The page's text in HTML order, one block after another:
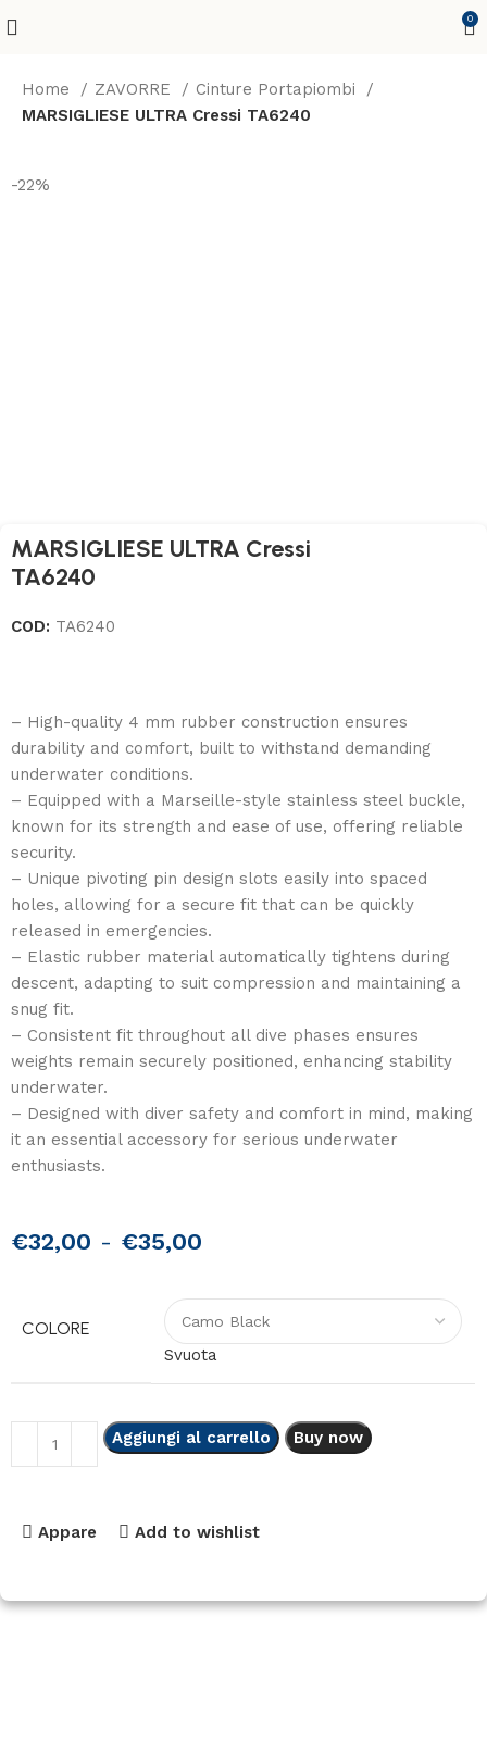
0
Home ZAVORRE
Cinture Portapiombi
MARSIGLIESE ULTRA Cressi TA6240
-22%
MARSIGLIESE ULTRA Cressi
TA6240
COD: TA6240
– High-quality 4 mm rubber construction ensures
durability and comfort, built to withstand demanding
underwater conditions.
– Equipped with a Marseille-style stainless steel buckle,
known for its strength and ease of use, offering reliable
security.
– Unique pivoting pin design slots easily into spaced
holes, allowing for a secure fit that can be quickly
released in emergencies.
– Elastic rubber material automatically tightens during
descent, adapting to suit compression and maintaining a
snug fit.
– Consistent fit throughout all dive phases ensures
weights remain securely positioned, enhancing stability
underwater.
– Designed with diver safety and comfort in mind, making
it an essential accessory for serious underwater
enthusiasts.
€32,00 - €35,00
COLORE
Svuota
Aggiungi al carrello Buy now
Appare Add to wishlist